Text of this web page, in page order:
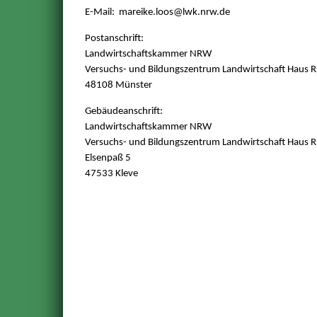
E-Mail: mareike.loos@lwk.nrw.de
Postanschrift:
Landwirtschaftskammer NRW
Versuchs- und Bildungszentrum Landwirtschaft Haus
48108 Münster
Gebäudeanschrift:
Landwirtschaftskammer NRW
Versuchs- und Bildungszentrum Landwirtschaft Haus
Elsenpaß 5
47533 Kleve